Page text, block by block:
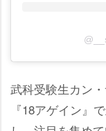
武科受験生カン
『18アゲイン』